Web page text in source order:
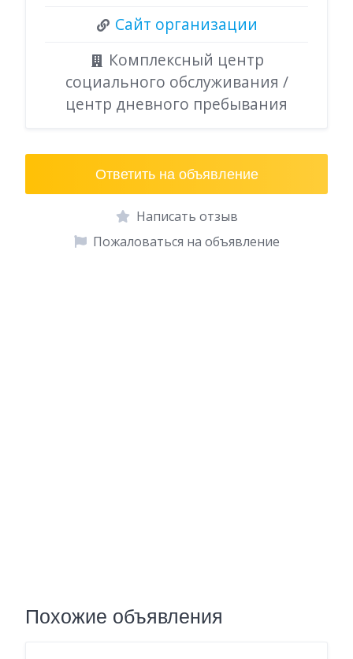
Сайт организации
Комплексный центр
социального обслуживания /
центр дневного пребывания
Ответить на объявление
Написать отзыв
Пожаловаться на объявление
Похожие объявления